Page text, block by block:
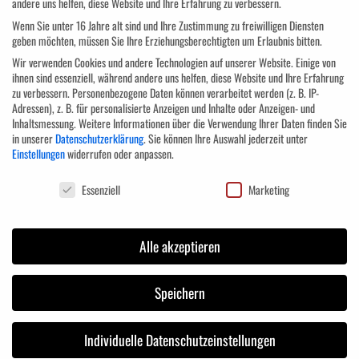
Internes Marketing für das BGM
Gesundheitsprogramme einführen: individuell oder organisational?
Umsetzungsvorschläge und Fallbeispiele
Vorstellung von konkreten Maßnahmen
Entwickeln Sie eine Gesundheits-Strategie für Ihr Unternehmen
Gesetzliche Rahmenbedingungen, die es zu beachten gilt
Erfolg messen: Harte Faktoren und weiche Faktoren
Zielgruppe
Personalverantwortliche, Gesundheitsmanager und jeder, der ein
betriebliches Gesundheitsmanagement aufbauen oder weiterentwickeln
möchte.
Anmeldung
Wenn Sie unter 16 Jahre alt sind und Ihre Zustimmung zu freiwilligen Diensten
geben möchten, müssen Sie Ihre Erziehungsberechtigten um Erlaubnis bitten.
Wir verwenden Cookies und andere Technologien auf unserer Website. Einige von
ihnen sind essenziell, während andere uns helfen, diese Website und Ihre Erfahrung
zu verbessern. Personenbezogene Daten können verarbeitet werden (z. B. IP-
Adressen), z. B. für personalisierte Anzeigen und Inhalte oder Anzeigen- und
Inhaltsmessung.Weitere Informationen über die Verwendung Ihrer Daten finden Sie
in unsererDatenschutzerklärung.Sie können Ihre Auswahl jederzeit unter
Einstellungenwiderrufen oder anpassen.
Datenschutzeinstellungen
Essenziell Marketing
Alle akzeptieren
Speichern
Individuelle Datenschutzeinstellungen